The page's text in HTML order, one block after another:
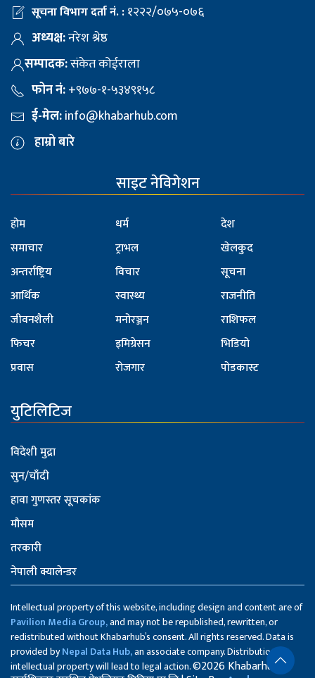
सूचना विभाग दर्ता नं. :१२२२/०७५-०७६
अध्यक्ष:नरेश श्रेष्ठ
सम्पादक:संकेत कोईराला
फोन नं:+९७७-१-५३४९१५८
ई-मेल:info@khabarhub.com
हाम्रो बारे
साइट नेविगेशन
होम
समाचार
अन्तर्राष्ट्रिय
आर्थिक
जीवनशैली
फिचर
प्रवास
धर्म
ट्राभल
विचार
स्वास्थ्य
मनोरञ्जन
इमिग्रेसन
रोजगार
देश
खेलकुद
सूचना
राजनीति
राशिफल
भिडियो
पोडकास्ट
युटिलिटिज
विदेशी मुद्रा
सुन/चाँदी
हावा गुणस्तर सूचकांक
मौसम
तरकारी
नेपाली क्यालेन्डर
Intellectual property of this website, including design and content are of
Pavilion Media Group,and may not be republished, rewritten, or
redistributed without Khabarhub’s consent. All rights reserved. Data is
provided byNepal Data Hub,an associate company. Distribution of
intellectual property will lead to legal action.©2026 Khabarhub